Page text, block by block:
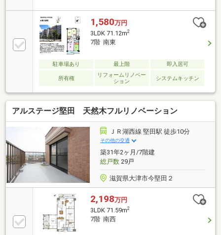
て】・浴室ーリクシル製・キッチンーリクシル製・洗
面台ーリクシル製・トイレーイナックス製・ガスコン
ローリンナイ製・食器洗浄機ー無し・給湯器ーパロマ
製・風呂は高温差し湯式。但し、自動お湯張り機能付
き
1,580万円
3LDK 71.12m2
7階 南東
駐車場あり 最上階 即入居可
所有権
リフォームリノベー
ション
システムキッチン
アルステージ堅田 天然木フルリノベーション
ＪＲ湖西線 堅田駅 徒歩10分
その他の交通
築31年2ヶ月/7階建
総戸数29戸
滋賀県大津市今堅田２
2,198万円
3LDK 71.59m2
7階 南西